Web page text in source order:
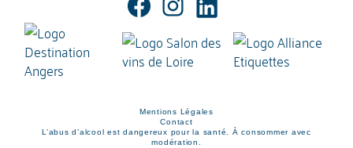
Mentions Légales
Contact
L’abus d’alcool est dangereux pour la santé. À consommer avec
modération.